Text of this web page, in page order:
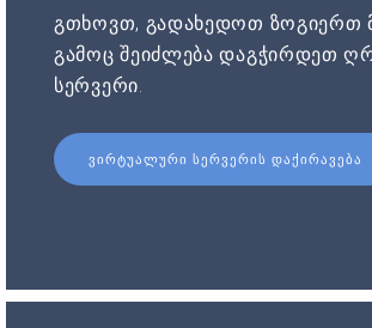
გთხოვთ, გადახედოთ ზოგიერთ
გამოც შეიძლება დაგჭირდეთ
სერვერი.
ᲕᲘᲠᲢᲣᲐᲚᲣᲠᲘ ᲡᲔᲠᲕᲔᲠᲘᲡ ᲓᲐᲥᲘᲠᲐᲕᲔᲑᲐ